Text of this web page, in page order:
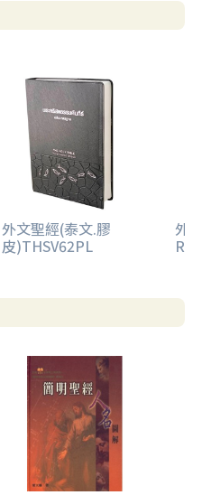
外文聖經(泰文.膠
皮)THSV62PL
外